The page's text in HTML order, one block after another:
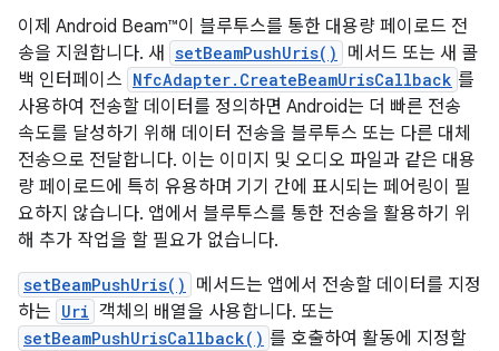
이제 Android Beam™이 블루투스를 통한 대용량 페이로드 전
송을 지원합니다. 새
setBeamPushUris()
메서드 또는 새 콜
백 인터페이스 NfcAdapter.CreateBeamUrisCallback 를
사용하여 전송할 데이터를 정의하면 Android는 더 빠른 전송
속도를 달성하기 위해 데이터 전송을 블루투스 또는 다른 대체
전송으로 전달합니다. 이는 이미지 및 오디오 파일과 같은 대용
량 페이로드에 특히 유용하며 기기 간에 표시되는 페어링이 필
요하지 않습니다. 앱에서 블루투스를 통한 전송을 활용하기 위
해 추가 작업을 할 필요가 없습니다.
setBeamPushUris()
메서드는 앱에서 전송할 데이터를 지정
하는 Uri 객체의 배열을 사용합니다. 또는
setBeamPushUrisCallback() 를 호출하여 활동에 지정할